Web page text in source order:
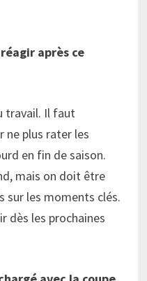
après ce
travail. Il faut
ne plus rater les
en fin de saison.
mais on doit être
sur les moments clés.
dès les prochaines